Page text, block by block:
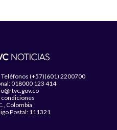
Teléfonos (+57)(601) 2200700
018000 123 414
Colombia
Postal: 111321